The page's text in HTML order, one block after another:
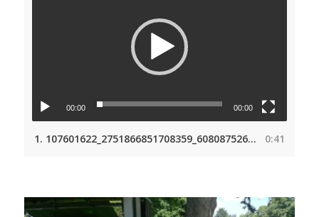
00:00 00:00
1. 107601622_2751866851708359_6080875267267471867_n 0:41